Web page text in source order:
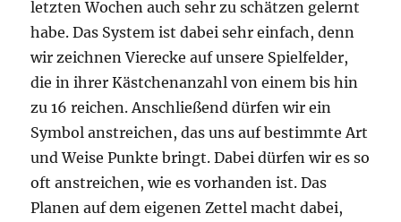
letzten Wochen auch sehr zu schätzen gelernt
habe. Das System ist dabei sehr einfach, denn
wir zeichnen Vierecke auf unsere Spielfelder,
die in ihrer Kästchenanzahl von einem bis hin
zu 16 reichen. Anschließend dürfen wir ein
Symbol anstreichen, das uns auf bestimmte Art
und Weise Punkte bringt. Dabei dürfen wir es so
oft anstreichen, wie es vorhanden ist. Das
Planen auf dem eigenen Zettel macht dabei,